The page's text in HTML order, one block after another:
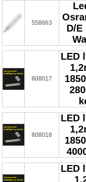
558663
D/E
808017
LED
808018
LED
LED